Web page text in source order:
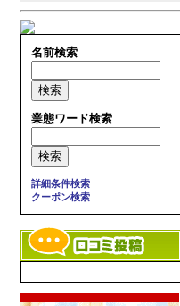
名前検索
業態ワード検索
詳細条件検索
クーポン検索